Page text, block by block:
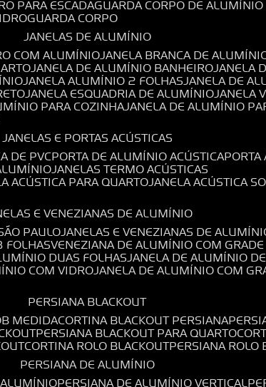
PARA ESCADA GUARDA CORPO DE
GUARDA CORPO
JANELAS DE ALUMÍNIO
COM ALUMÍNIO JANELA BRANCA DE
JANELA DE ALUMÍNIO BANHEIRO JANELA
JANELA ALUMÍNIO 2 FOLHAS JANELA DE
JANELA ESQUADRIA DE ALUMÍNIO JANELA
PARA COZINHA JANELA DE ALUMÍNIO
JANELAS E PORTAS ACÚSTICAS
DE PVC PORTA DE ALUMÍNIO ACÚSTICA
JANELAS TERMO ACÚSTICAS
ACÚSTICA PARA QUARTO JANELA ACÚSTICA
E VENEZIANAS DE ALUMÍNIO
PAULO JANELAS E VENEZIANAS DE
FOLHAS VENEZIANA DE ALUMÍNIO COM GRADE
DUAS FOLHAS JANELA DE ALUMÍNIO
COM VIDRO JANELA DE ALUMÍNIO COM
PERSIANA BLACKOUT
MEDIDA CORTINA BLACKOUT PERSIANA
PERSIANA BLACKOUT PARA QUARTO
CORTINA ROLO BLACKOUT PERSIANA
PERSIANA DE ALUMÍNIO
ALUMÍNIO PERSIANA DE ALUMÍNIO VERTICAL